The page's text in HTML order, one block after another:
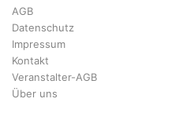
AGB
Datenschutz
Impressum
Kontakt
Veranstalter-AGB
Über uns